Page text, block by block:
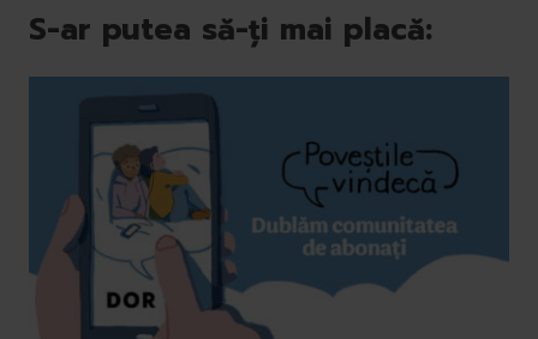
S-ar putea să-ți mai placă: